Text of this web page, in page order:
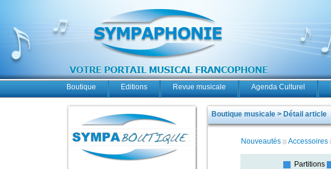
Boutique Editions Revue musicale Agenda Culturel
Boutique musicale > Détail article
Nouveautés Accessoires
Partitions